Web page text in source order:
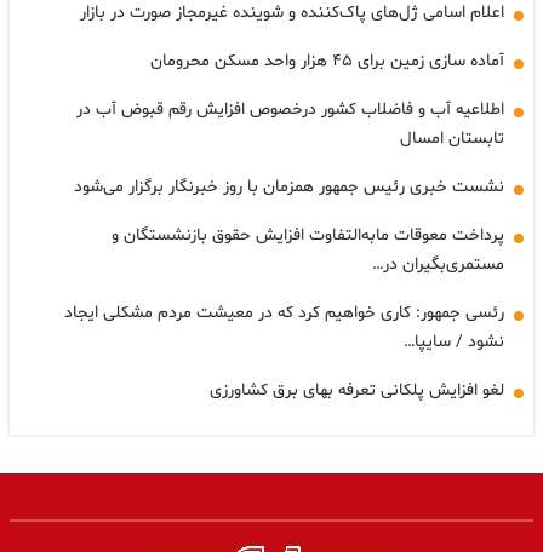
اعلام اسامی ژل‌های پاک‌کننده و شوینده غیرمجاز صورت در بازار
آماده سازی زمین برای ۴۵ هزار واحد مسکن محرومان
اطلاعیه آب و فاضلاب کشور درخصوص افزایش رقم قبوض آب در
تابستان امسال
نشست خبری رئیس جمهور همزمان با روز خبرنگار برگزار می‌شود
پرداخت معوقات مابه‌التفاوت افزایش حقوق بازنشستگان و
مستمری‌بگیران در…
رئسی جمهور: کاری خواهیم کرد که در معیشت مردم مشکلی ایجاد
نشود / سایپا…
لغو افزایش پلکانی تعرفه بهای برق کشاورزی